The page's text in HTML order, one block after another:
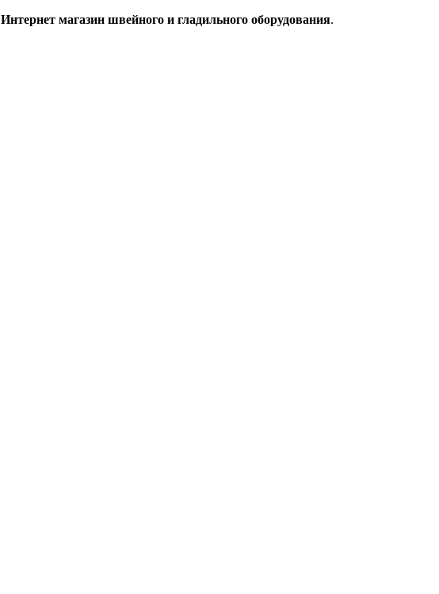
Интернет магазин швейного и гладильного оборудования.